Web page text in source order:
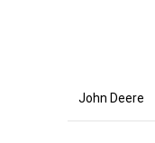
John Deere